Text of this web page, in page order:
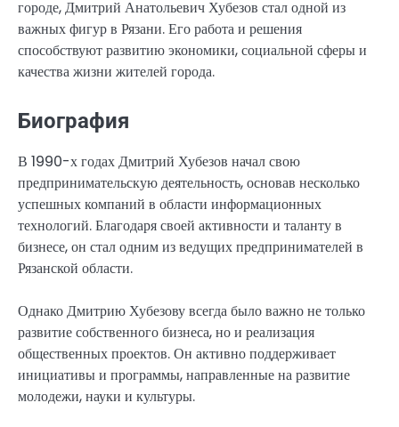
городе, Дмитрий Анатольевич Хубезов стал одной из
важных фигур в Рязани. Его работа и решения
способствуют развитию экономики, социальной сферы и
качества жизни жителей города.
Биография
В 1990-х годах Дмитрий Хубезов начал свою
предпринимательскую деятельность, основав несколько
успешных компаний в области информационных
технологий. Благодаря своей активности и таланту в
бизнесе, он стал одним из ведущих предпринимателей в
Рязанской области.
Однако Дмитрию Хубезову всегда было важно не только
развитие собственного бизнеса, но и реализация
общественных проектов. Он активно поддерживает
инициативы и программы, направленные на развитие
молодежи, науки и культуры.